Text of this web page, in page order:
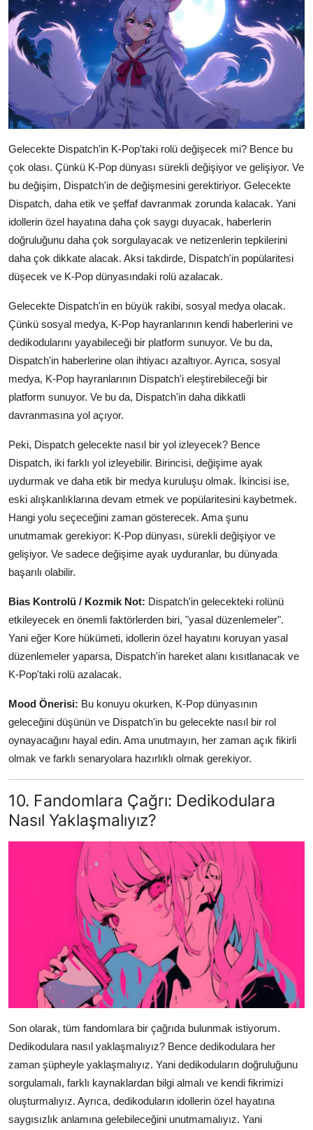
Gelecekte Dispatch'in K-Pop'taki rolü değişecek mi? Bence bu
çok olası. Çünkü K-Pop dünyası sürekli değişiyor ve gelişiyor. Ve
bu değişim, Dispatch'in de değişmesini gerektiriyor. Gelecekte
Dispatch, daha etik ve şeffaf davranmak zorunda kalacak. Yani
idollerin özel hayatına daha çok saygı duyacak, haberlerin
doğruluğunu daha çok sorgulayacak ve netizenlerin tepkilerini
daha çok dikkate alacak. Aksi takdirde, Dispatch'in popülaritesi
düşecek ve K-Pop dünyasındaki rolü azalacak.
Gelecekte Dispatch'in en büyük rakibi, sosyal medya olacak.
Çünkü sosyal medya, K-Pop hayranlarının kendi haberlerini ve
dedikodularını yayabileceği bir platform sunuyor. Ve bu da,
Dispatch'in haberlerine olan ihtiyacı azaltıyor. Ayrıca, sosyal
medya, K-Pop hayranlarının Dispatch'i eleştirebileceği bir
platform sunuyor. Ve bu da, Dispatch'in daha dikkatli
davranmasına yol açıyor.
Peki, Dispatch gelecekte nasıl bir yol izleyecek? Bence
Dispatch, iki farklı yol izleyebilir. Birincisi, değişime ayak
uydurmak ve daha etik bir medya kuruluşu olmak. İkincisi ise,
eski alışkanlıklarına devam etmek ve popülaritesini kaybetmek.
Hangi yolu seçeceğini zaman gösterecek. Ama şunu
unutmamak gerekiyor: K-Pop dünyası, sürekli değişiyor ve
gelişiyor. Ve sadece değişime ayak uyduranlar, bu dünyada
başarılı olabilir.
Bias Kontrolü / Kozmik Not: Dispatch'in gelecekteki rolünü
etkileyecek en önemli faktörlerden biri, "yasal düzenlemeler".
Yani eğer Kore hükümeti, idollerin özel hayatını koruyan yasal
düzenlemeler yaparsa, Dispatch'in hareket alanı kısıtlanacak ve
K-Pop'taki rolü azalacak.
Mood Önerisi: Bu konuyu okurken, K-Pop dünyasının
geleceğini düşünün ve Dispatch'in bu gelecekte nasıl bir rol
oynayacağını hayal edin. Ama unutmayın, her zaman açık fikirli
olmak ve farklı senaryolara hazırlıklı olmak gerekiyor.
10. Fandomlara Çağrı: Dedikodulara
Nasıl Yaklaşmalıyız?
Son olarak, tüm fandomlara bir çağrıda bulunmak istiyorum.
Dedikodulara nasıl yaklaşmalıyız? Bence dedikodulara her
zaman şüpheyle yaklaşmalıyız. Yani dedikoduların doğruluğunu
sorgulamalı, farklı kaynaklardan bilgi almalı ve kendi fikrimizi
oluşturmalıyız. Ayrıca, dedikoduların idollerin özel hayatına
saygısızlık anlamına gelebileceğini unutmamalıyız. Yani